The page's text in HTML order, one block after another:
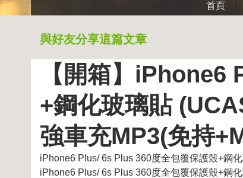
首頁
與好友分享這篇文章
【開箱】
+鋼化玻璃貼
強車充MP3(免持
iPhone6 Plus/ 6s Plus 360度全包覆保護殼+鋼
iPhone6 Plus/ 6s Plus 360度全包覆保護殼+鋼